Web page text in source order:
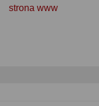
strona www